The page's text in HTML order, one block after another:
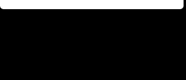
Pottera přišla s ráznou